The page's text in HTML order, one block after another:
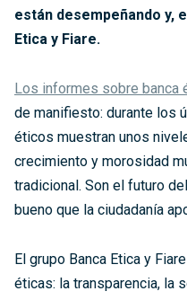
están desempeñando y,
Etica y Fiare.
Los informes sobre banca
de manifiesto: durante los
éticos muestran unos
crecimiento y morosidad
tradicional. Son el futuro
bueno que la ciudadanía
El grupo Banca Etica y
éticas: la transparencia, la